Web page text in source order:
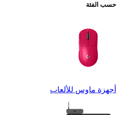
حسب الفئة
أجهزة ماوس للألعاب